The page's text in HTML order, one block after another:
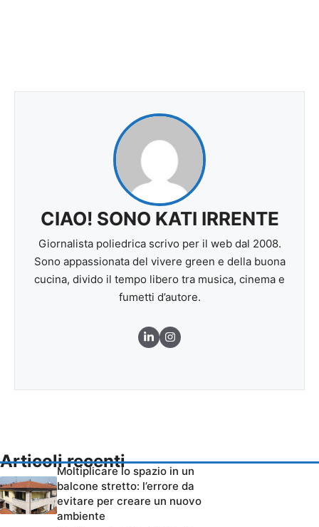
CIAO! SONO KATI IRRENTE
Giornalista poliedrica scrivo per il web dal 2008.
Sono appassionata del vivere green e della buona
cucina, divido il tempo libero tra musica, cinema e
fumetti d’autore.
Articoli recenti
Moltiplicare lo spazio in un
balcone stretto: l’errore da
evitare per creare un nuovo
ambiente